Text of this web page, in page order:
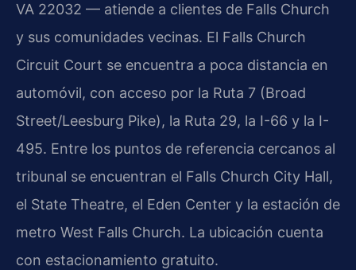
VA 22032 — atiende a clientes de Falls Church
y sus comunidades vecinas. El Falls Church
Circuit Court se encuentra a poca distancia en
automóvil, con acceso por la Ruta 7 (Broad
Street/Leesburg Pike), la Ruta 29, la I-66 y la I-
495. Entre los puntos de referencia cercanos al
tribunal se encuentran el Falls Church City Hall,
el State Theatre, el Eden Center y la estación de
metro West Falls Church. La ubicación cuenta
con estacionamiento gratuito.